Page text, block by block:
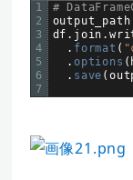
1
2
3
4
5
6
7
#
output_path
df . join .
. format (
.options (
. save (